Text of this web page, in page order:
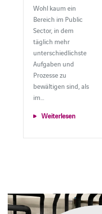
Wohl kaum ein
Bereich im Public
Sector, in dem
täglich mehr
unterschiedlichste
Aufgaben und
Prozesse zu
bewältigen sind, als
im…
Weiterlesen